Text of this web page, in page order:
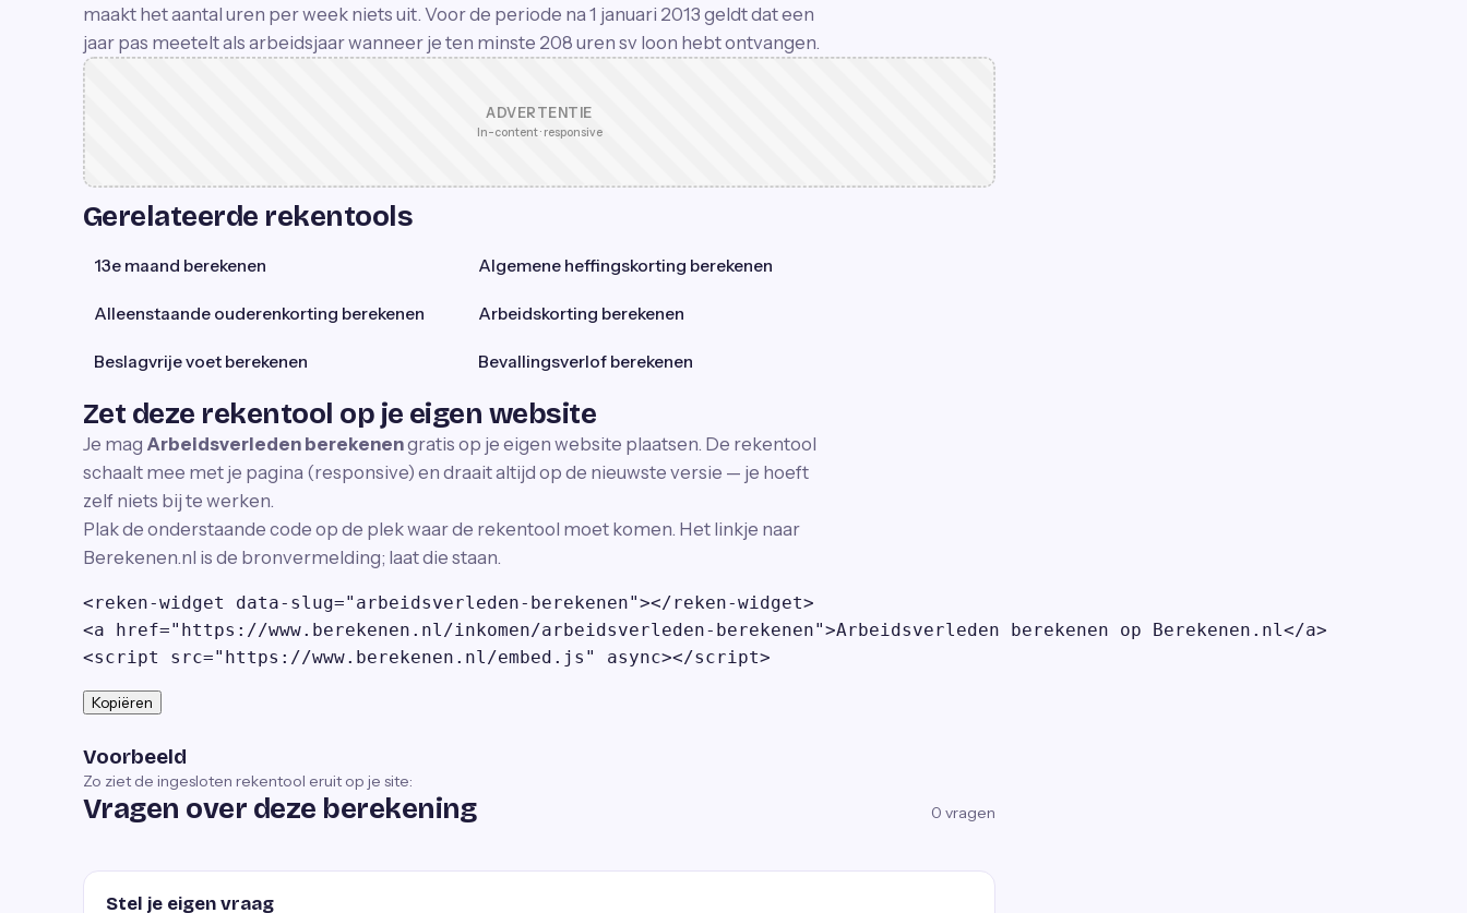
maakt het aantal uren per week niets uit. Voor de periode na 1 januari 2013 geldt dat een
jaar pas meetelt als arbeidsjaar wanneer je ten minste 208 uren sv loon hebt ontvangen.
ADVERTENTIE
In-content · responsive
Gerelateerde rekentools
13e maand berekenen Algemene heffingskorting berekenen
Alleenstaande ouderenkorting berekenen Arbeidskorting berekenen
Beslagvrije voet berekenen Bevallingsverlof berekenen
Zet deze rekentool op je eigen website
Je mag Arbeidsverleden berekenengratis op je eigen website plaatsen. De rekentool
schaalt mee met je pagina (responsive) en draait altijd op de nieuwste versie — je hoeft
zelf niets bij te werken.
Plak de onderstaande code op de plek waar de rekentool moet komen. Het linkje naar
Berekenen.nl is de bronvermelding; laat die staan.
<reken-widget data-slug="arbeidsverleden-berekenen"></reken-widget>
<a href="https://www.berekenen.nl/inkomen/arbeidsverleden-berekenen">Arbeidsverleden berekenen op Berekenen.nl</a>
<script src="https://www.berekenen.nl/embed.js" async></script>
Kopiëren
Voorbeeld
Zo ziet de ingesloten rekentool eruit op je site:
Vragen over deze berekening 0 vragen
Stel je eigen vraag